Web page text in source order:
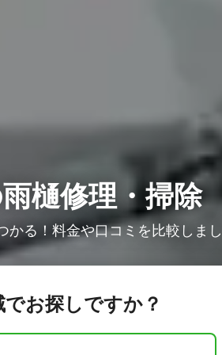
樋修理・掃除
かる！料金や口コミを比較しま
でお探しですか？